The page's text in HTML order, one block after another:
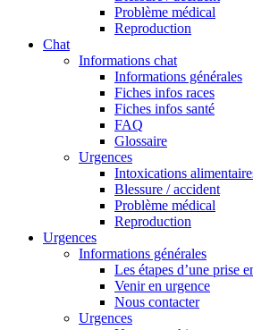
Problème médical
Reproduction
Chat
Informations chat
Informations générales
Fiches infos races
Fiches infos santé
FAQ
Glossaire
Urgences
Intoxications
Blessure / accident
Problème médical
Reproduction
Urgences
Informations générales
Les étapes d’une prise
Venir en urgence
Nous contacter
Urgences